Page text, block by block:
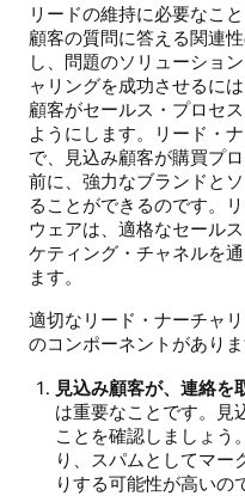
リードの維持に必要なこ
顧客の質問に答える関連
し、問題のソリューショ
ャリングを成功させるに
顧客がセールス・プロセ
ようにします。リード・
で、見込み顧客が購買プ
前に、強力なブランドと
ることができるのです。
ウェアは、適格なセール
ケティング・チャネルを
ます。
適切なリード・ナーチャ
のコンポーネントがありま
見込み顧客が、連絡を
は重要なことです。見
ことを確認しましょう
り、スパムとしてマー
りする可能性が高いの